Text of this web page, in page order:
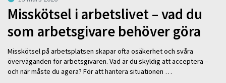
Misskötsel i arbetslivet – vad du
som arbetsgivare behöver göra
Misskötsel på arbetsplatsen skapar ofta osäkerhet och svåra
överväganden för arbetsgivaren. Vad är du skyldig att acceptera –
och när måste du agera? För att hantera situationen …